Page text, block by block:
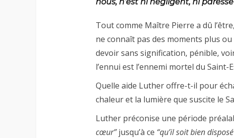
Tout comme Maître Pierre a dû
ne connaît pas des moments plus
devoir sans signification, pénible,
l’ennui est l’ennemi mortel du Saint-
Quelle aide Luther offre-t-il pour
chaleur et la lumière que suscite le
Luther préconise une période
cœur”jusqu’à ce “qu’il soit bien